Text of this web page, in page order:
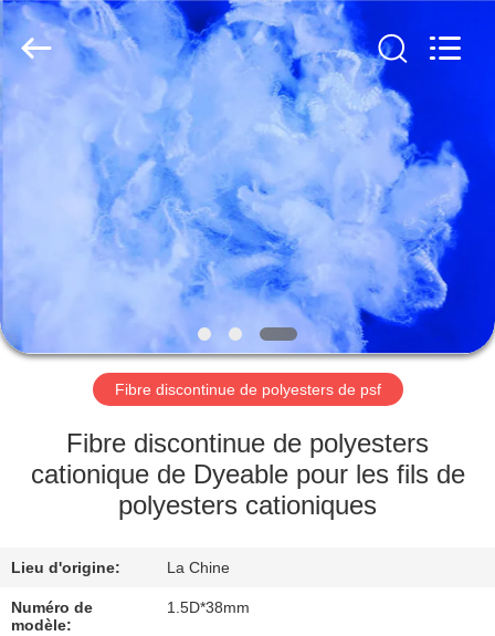
MAISON
PRODUITS
VIDÉOS
AU
SUJET
NOUS
CONTRÔLE
2026
CHANGSHU
AZURE
IMP&EXP
Reserved.
Fibre discontinue de polyesters de psf
Fibre discontinue de polyesters
cationique de Dyeable pour les fils de
polyesters cationiques
Lieu d'origine: La Chine
Numéro de
modèle:
1.5D*38mm